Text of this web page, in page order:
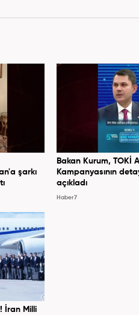
şarkı
Bakan Kurum, TOKİ
Kampanyasının
açıkladı
Haber7
İran Milli